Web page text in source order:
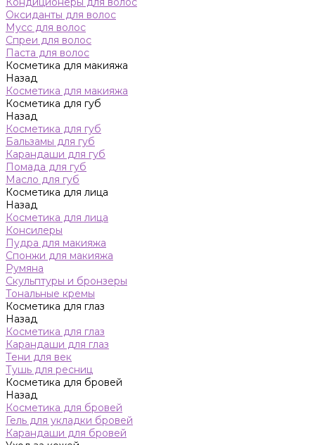
Оксиданты для волос
Мусс для волос
Спреи для волос
Паста для волос
Косметика для макияжа
Назад
Косметика для макияжа
Косметика для губ
Назад
Косметика для губ
Бальзамы для губ
Карандаши для губ
Помада для губ
Масло для губ
Косметика для лица
Назад
Косметика для лица
Консилеры
Пудра для макияжа
Спонжи для макияжа
Румяна
Скульптуры и бронзеры
Тональные кремы
Косметика для глаз
Назад
Косметика для глаз
Карандаши для глаз
Тени для век
Тушь для ресниц
Косметика для бровей
Назад
Косметика для бровей
Гель для укладки бровей
Карандаши для бровей